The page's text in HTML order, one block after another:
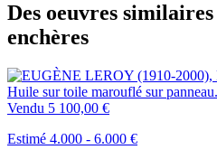
Des oeuvres
enchères
Vendu 5 100,00 €
Estimé 4.000 - 6.000 €